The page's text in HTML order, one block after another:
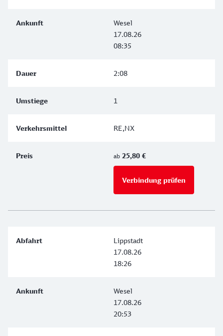
Wesel
17.08.26
08:35
2:08
1
RE,NX
ab 25,80 €
Verbindung prüfen
Lippstadt
17.08.26
18:26
Wesel
17.08.26
20:53